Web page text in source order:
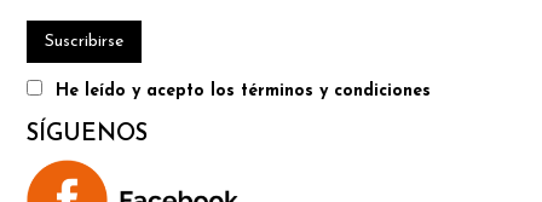
He leído y acepto los términos y condiciones
SÍGUENOS